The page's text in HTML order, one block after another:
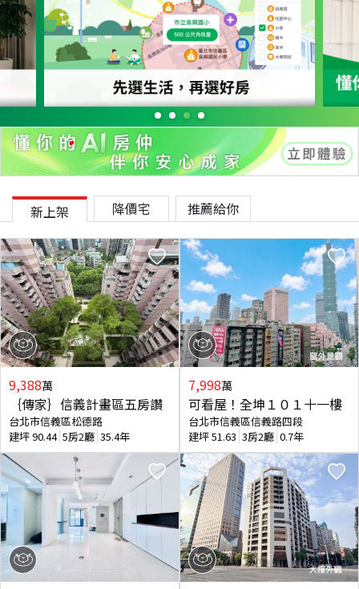
新上架 降價宅 推薦給你
9,388萬
｛傳家｝信義計畫區五房讚
台北市信義區松德路
建坪90.44 5房2廳 35.4年
7,998萬
可看屋！全坤１０１十一樓
台北市信義區信義路四段
建坪51.63 3房2廳 0.7年